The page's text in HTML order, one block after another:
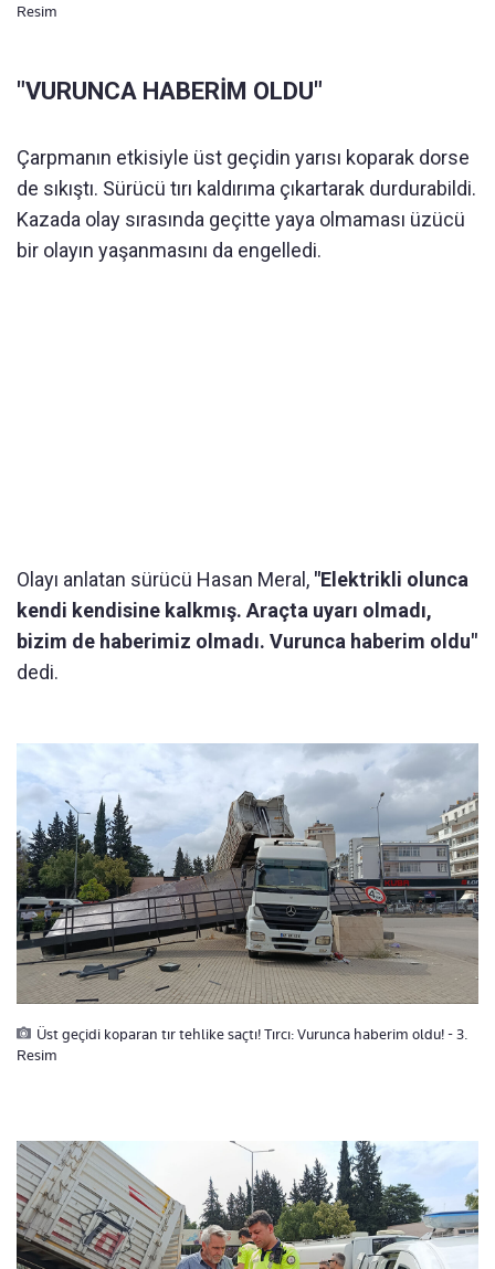
Resim
"VURUNCA HABERİM OLDU"
Çarpmanın etkisiyle üst geçidin yarısı koparak dorse
de sıkıştı. Sürücü tırı kaldırıma çıkartarak durdurabildi.
Kazada olay sırasında geçitte yaya olmaması üzücü
bir olayın yaşanmasını da engelledi.
Olayı anlatan sürücü Hasan Meral, "Elektrikli olunca
kendi kendisine kalkmış. Araçta uyarı olmadı,
bizim de haberimiz olmadı. Vurunca haberim oldu"
dedi.
Üst geçidi koparan tır tehlike saçtı! Tırcı: Vurunca haberim oldu! - 3.
Resim